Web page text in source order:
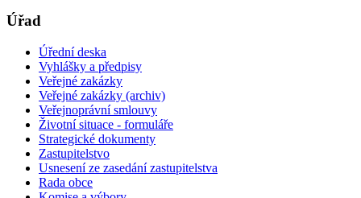
Úřad
Úřední deska
Vyhlášky a předpisy
Veřejné zakázky
Veřejné zakázky (archiv)
Veřejnoprávní smlouvy
Životní situace - formuláře
Strategické dokumenty
Zastupitelstvo
Usnesení ze zasedání zastupitelstva
Rada obce